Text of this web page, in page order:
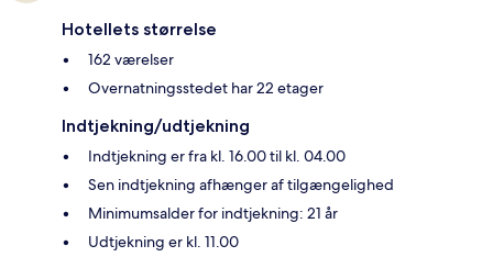
Hotellets størrelse
162 værelser
Overnatningsstedet har 22 etager
Indtjekning/udtjekning
Indtjekning er fra kl. 16.00 til kl. 04.00
Sen indtjekning afhænger af tilgængelighed
Minimumsalder for indtjekning: 21 år
Udtjekning er kl. 11.00